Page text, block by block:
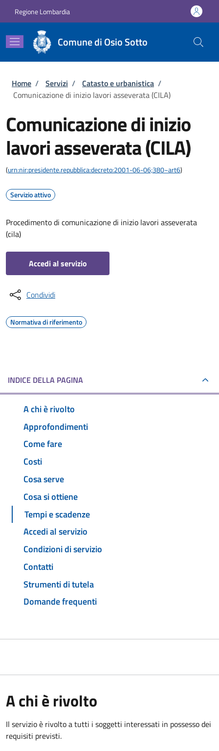
Regione Lombardia
Comune di Osio Sotto
Briciole di pane
Home / Servizi / Catasto e urbanistica /
Comunicazione di inizio lavori asseverata (CILA)
Comunicazione di inizio
lavori asseverata (CILA)
(urn:nir:presidente.repubblica:decreto:2001-06-06;380~art6)
Servizio attivo
Procedimento di comunicazione di inizio lavori asseverata
(cila)
Accedi al servizio
Condividi
Normativa di riferimento
INDICE DELLA PAGINA
A chi è rivolto
Approfondimenti
Come fare
Costi
Cosa serve
Cosa si ottiene
Tempi e scadenze
Accedi al servizio
Condizioni di servizio
Contatti
Strumenti di tutela
Domande frequenti
A chi è rivolto
Il servizio è rivolto a tutti i soggetti interessati in possesso dei
requisiti previsti.